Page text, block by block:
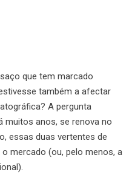
que tem marcado
também a afectar
A pergunta
muitos anos, se renova no
essas duas vertentes de
mercado (ou, pelo menos, a